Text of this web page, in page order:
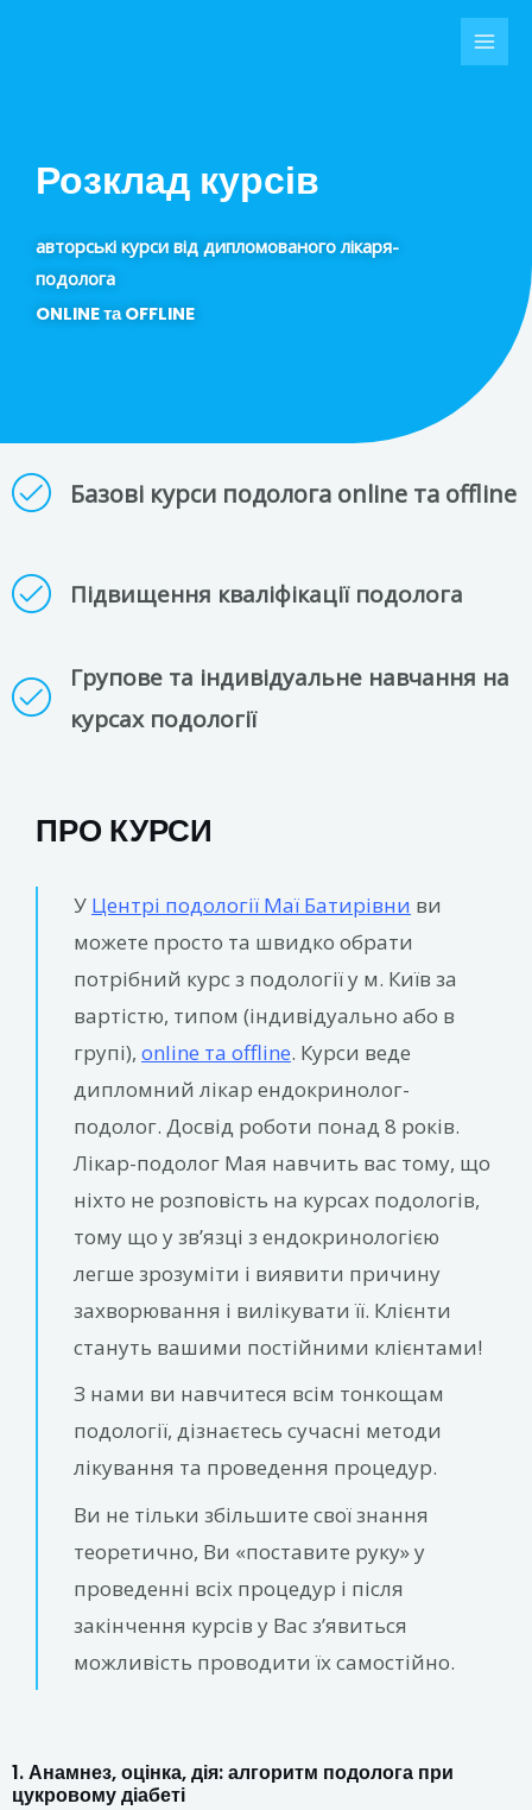
Розклад курсів
авторські курси від дипломованого лікаря-
подолога
ONLINE та OFFLINE
Базові курси подолога online та offline
Підвищення кваліфікації подолога
Групове та індивідуальне навчання на
курсах подології
ПРО КУРСИ
У Центрі подології Маї Батирівни ви
можете просто та швидко обрати
потрібний курс з подології у м. Київ за
вартістю, типом (індивідуально або в
групі), online та offline. Курси веде
дипломний лікар ендокринолог-
подолог. Досвід роботи понад 8 років.
Лікар-подолог Мая навчить вас тому, що
ніхто не розповість на курсах подологів,
тому що у зв’язці з ендокринологією
легше зрозуміти і виявити причину
захворювання і вилікувати її. Клієнти
стануть вашими постійними клієнтами!
З нами ви навчитеся всім тонкощам
подології, дізнаєтесь сучасні методи
лікування та проведення процедур.
Ви не тільки збільшите свої знання
теоретично, Ви «поставите руку» у
проведенні всіх процедур і після
закінчення курсів у Вас з’явиться
можливість проводити їх самостійно.
1. Анамнез, оцінка, дія: алгоритм подолога при
цукровому діабеті